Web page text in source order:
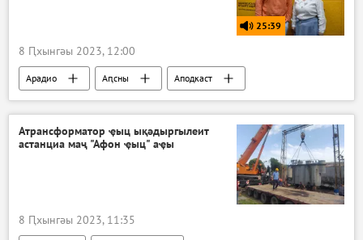
25:39
8 Ԥхынгәы 2023, 12:00
Арадио Аԥсны
Аподкаст
Ҳазлацәажәаша ҳамоуп
Атрансформатор ҿыц ықәдыргылеит
астанциа маҷ "Афон ҿыц" аҿы
8 Ԥхынгәы 2023, 11:35